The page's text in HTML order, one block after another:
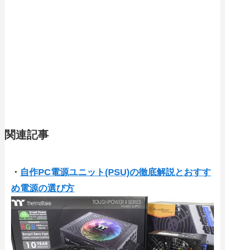
関連記事
・ 自作PC電源ユニット(PSU)の徹底解説とおすす
め電源の選び方